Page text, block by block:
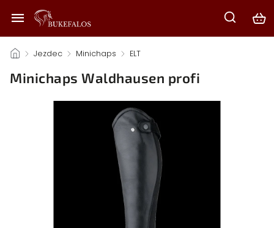
/ Jezdec / Minichaps / ELT
Minichaps Waldhausen profi